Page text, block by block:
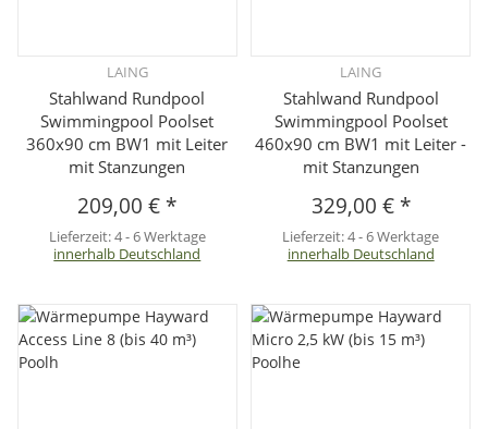
LAING
Stahlwand Rundpool
Swimmingpool Poolset
360x90 cm BW1 mit Leiter
mit Stanzungen
209,00 € *
Lieferzeit:4 - 6 Werktage
innerhalb Deutschland
LAING
Stahlwand Rundpool
Swimmingpool Poolset
460x90 cm BW1 mit Leiter -
mit Stanzungen
329,00 € *
Lieferzeit:4 - 6 Werktage
innerhalb Deutschland